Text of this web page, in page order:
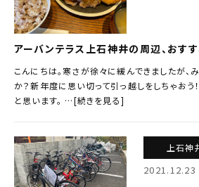
アーバンテラス上石神井の周辺、おすす
こんにちは。寒さが徐々に緩んできましたが、
か？新年度に思い切って引っ越しをしちゃおう
と思います。 …[続きを見る]
上石神
2021.12.23